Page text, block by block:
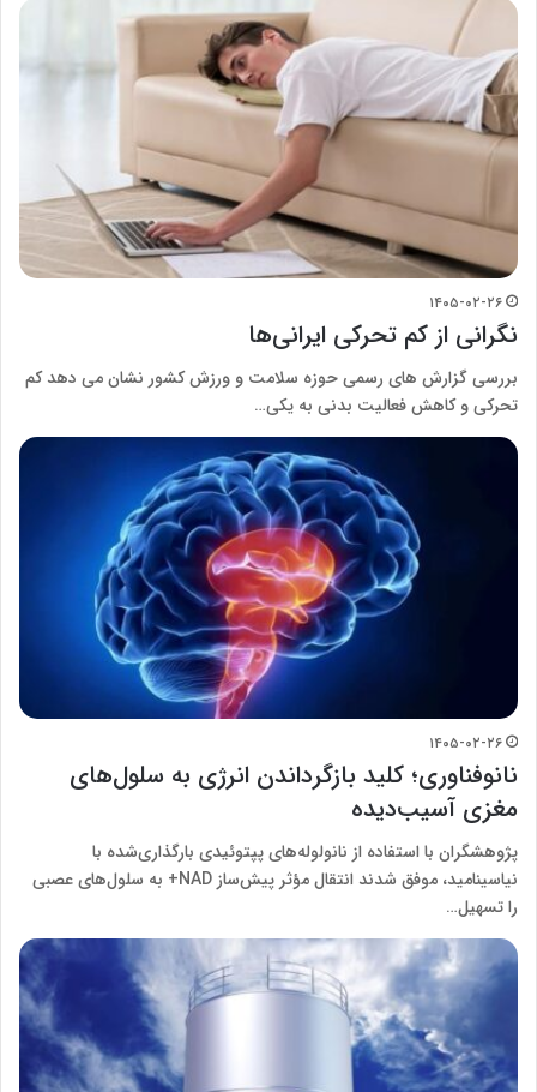
۱۴۰۵-۰۲-۲۶
نگرانی از کم تحرکی ایرانی‌ها
بررسی گزارش های رسمی حوزه سلامت و ورزش کشور نشان می دهد کم
تحرکی و کاهش فعالیت بدنی به یکی…
۱۴۰۵-۰۲-۲۶
نانوفناوری؛ کلید بازگرداندن انرژی به سلول‌های
مغزی آسیب‌دیده
پژوهشگران با استفاده از نانو‌لوله‌های پپتوئیدی بارگذاری‌شده با
نیاسینامید، موفق شدند انتقال مؤثر پیش‌ساز NAD+ به سلول‌های عصبی
را تسهیل…